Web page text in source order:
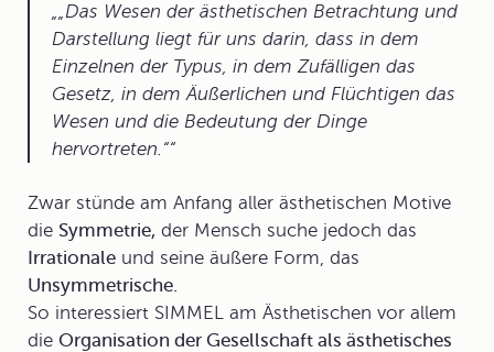
„Das Wesen der ästhetischen Betrachtung und
Darstellung liegt für uns darin, dass in dem
Einzelnen der Typus, in dem Zufälligen das
Gesetz, in dem Äußerlichen und Flüchtigen das
Wesen und die Bedeutung der Dinge
hervortreten.“
Zwar stünde am Anfang aller ästhetischen Motive
die Symmetrie, der Mensch suche jedoch das
Irrationale und seine äußere Form, das
Unsymmetrische.
So interessiert SIMMEL am Ästhetischen vor allem
die Organisation der Gesellschaft als ästhetisches